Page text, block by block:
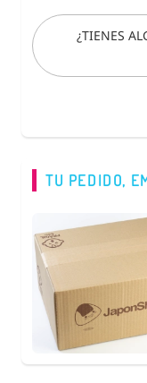
¿TIENES
TU PEDIDO,